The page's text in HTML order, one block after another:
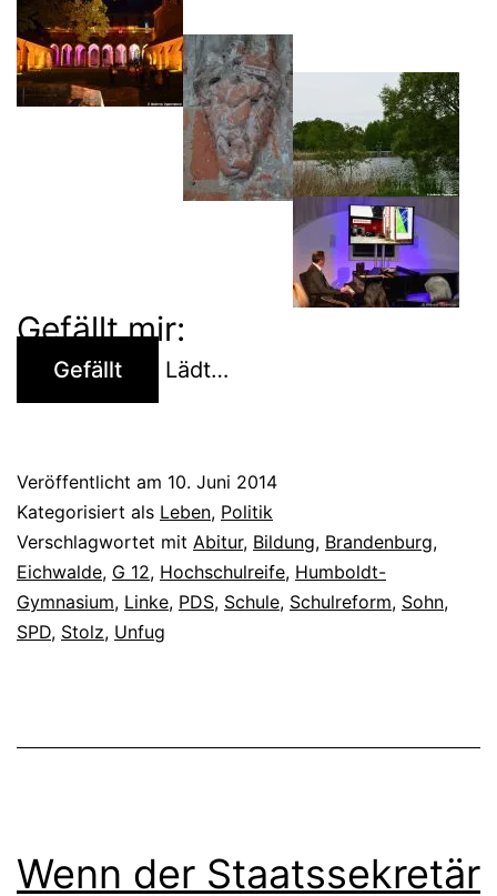
Gefällt mir:
Gefällt Lädt…
Veröffentlicht am 10. Juni 2014
Kategorisiert als Leben, Politik
Verschlagwortet mit Abitur, Bildung, Brandenburg,
Eichwalde, G 12, Hochschulreife, Humboldt-
Gymnasium, Linke, PDS, Schule, Schulreform, Sohn,
SPD, Stolz, Unfug
Wenn der Staatssekretär